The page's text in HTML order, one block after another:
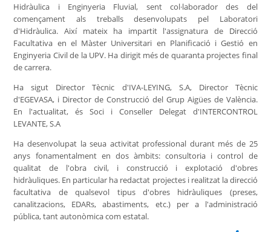
Hidràulica i Enginyeria Fluvial, sent col·laborador des del
començament als treballs desenvolupats pel Laboratori
d'Hidràulica. Així mateix ha impartit l'assignatura de Direcció
Facultativa en el Màster Universitari en Planificació i Gestió en
Enginyeria Civil de la UPV. Ha dirigit més de quaranta projectes final
de carrera.
Ha sigut Director Tècnic d'IVA-LEYING, S.A, Director Tècnic
d'EGEVASA, i Director de Construcció del Grup Aigües de València.
En l'actualitat, és Soci i Conseller Delegat d'INTERCONTROL
LEVANTE, S.A
Ha desenvolupat la seua activitat professional durant més de 25
anys fonamentalment en dos àmbits: consultoria i control de
qualitat de l'obra civil, i construcció i explotació d'obres
hidràuliques. En particular ha redactat projectes i realitzat la direcció
facultativa de qualsevol tipus d'obres hidràuliques (preses,
canalitzacions, EDARs, abastiments, etc.) per a l'administració
pública, tant autonòmica com estatal.